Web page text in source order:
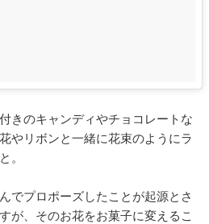
きのキャンディやチョコレートな
やリボンと一緒に花束のようにラ
。
でプロポーズしたことが起源とさ
が、そのお花をお菓子に変えるこ